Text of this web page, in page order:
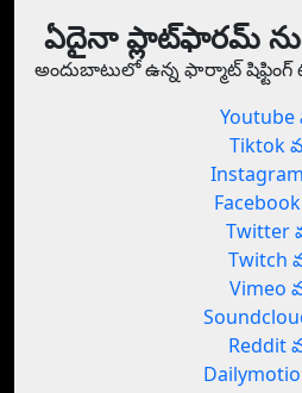
ఏదైనా ప్లాట్‌ఫారమ్
అందుబాటులో ఉన్న ఫార్మాట్
Youtube
Tiktok వ
Twitter
Twitch
Vimeo
Reddit